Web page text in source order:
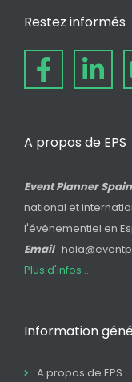
Restez informés
A propos de EPS
Event Planner Spain
national et
l'événementiel en
Email:
Plus d'infos ...
Information
A propos de EPS